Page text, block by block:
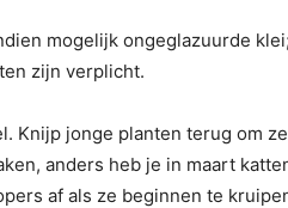
mogelijk ongeglazuurde
zijn verplicht.
Knijp jonge planten terug om ze
anders heb je in maart
af als ze beginnen te